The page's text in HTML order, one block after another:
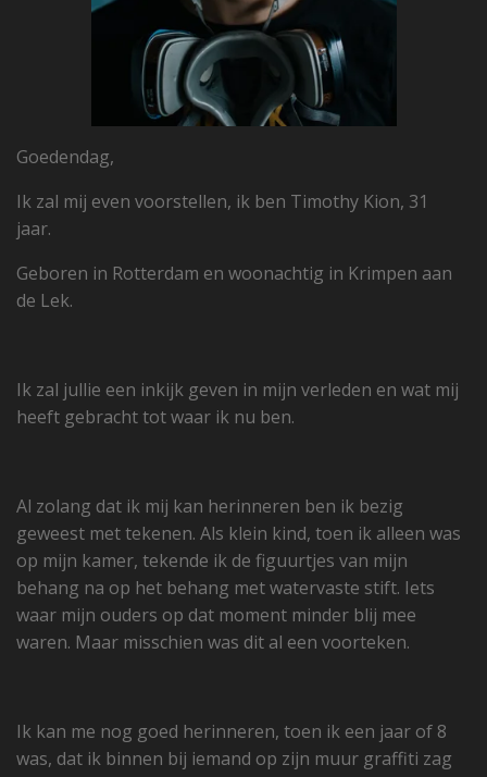
Goedendag,
Ik zal mij even voorstellen, ik ben Timothy Kion, 31
jaar.
Geboren in Rotterdam en woonachtig in Krimpen aan
de Lek.
Ik zal jullie een inkijk geven in mijn verleden en wat mij
heeft gebracht tot waar ik nu ben.
Al zolang dat ik mij kan herinneren ben ik bezig
geweest met tekenen. Als klein kind, toen ik alleen was
op mijn kamer, tekende ik de figuurtjes van mijn
behang na op het behang met watervaste stift. Iets
waar mijn ouders op dat moment minder blij mee
waren. Maar misschien was dit al een voorteken.
Ik kan me nog goed herinneren, toen ik een jaar of 8
was, dat ik binnen bij iemand op zijn muur graffiti zag